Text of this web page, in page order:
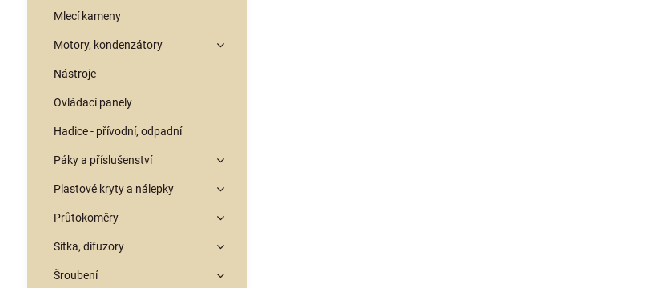
Mlecí kameny
Motory, kondenzátory
Nástroje
Ovládací panely
Hadice - přívodní, odpadní
Páky a příslušenství
Plastové kryty a nálepky
Průtokoměry
Sítka, difuzory
Šroubení